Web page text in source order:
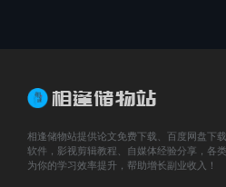
相逢储物站提供论文免费下载、百度网盘下
软件，影视剪辑教程、自媒体经验分享，各
为你的学习效率提升，帮助增长副业收入！